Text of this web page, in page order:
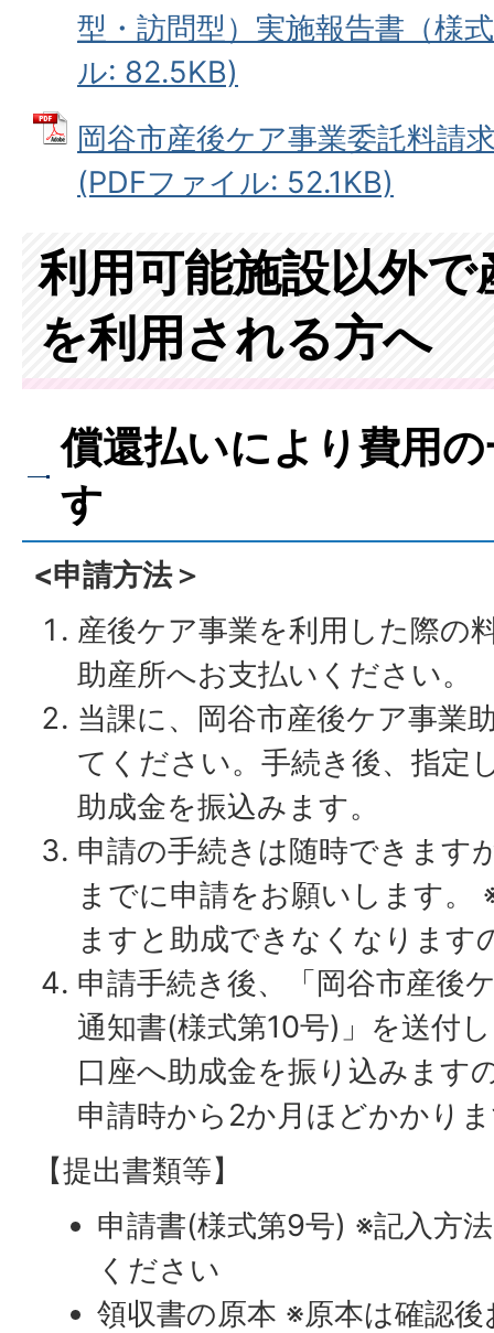
型・訪問型）実施報告書（様
ル: 82.5KB)
岡谷市産後ケア事業委託料請
(PDFファイル: 52.1KB)
利用可能施設以外
を利用される方へ
償還払いにより費用
す
<申請方法＞
産後ケア事業を利用した際の
助産所へお支払いください。
当課に、岡谷市産後ケア事業
てください。手続き後、指定
助成金を振込みます。
申請の手続きは随時できます
までに申請をお願いします。
ますと助成できなくなります
申請手続き後、「岡谷市産後
通知書(様式第10号)」を送付
口座へ助成金を振り込みます
申請時から2か月ほどかかり
【提出書類等】
申請書(様式第9号) ※記入方
ください
領収書の原本 ※原本は確認